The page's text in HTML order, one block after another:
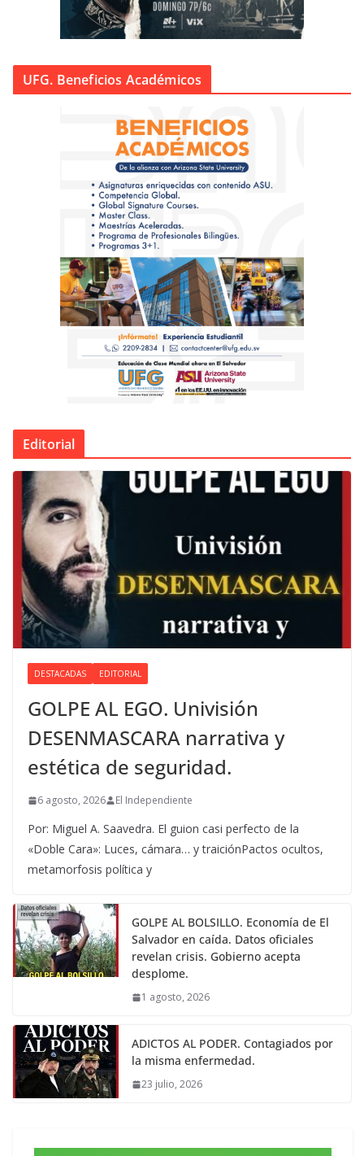
UFG. Beneficios Académicos
Editorial
DESTACADAS EDITORIAL
GOLPE AL EGO. Univisión
DESENMASCARA narrativa y
estética de seguridad.
6 agosto, 2026 El Independiente
Por: Miguel A. Saavedra. El guion casi perfecto de la
«Doble Cara»: Luces, cámara… y traiciónPactos ocultos,
metamorfosis política y
GOLPE AL BOLSILLO. Economía de El
Salvador en caída. Datos oficiales
revelan crisis. Gobierno acepta
desplome.
1 agosto, 2026
ADICTOS AL PODER. Contagiados por
la misma enfermedad.
23 julio, 2026